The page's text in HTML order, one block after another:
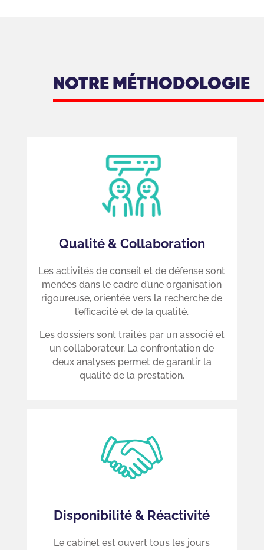
NOTRE MÉTHODOLOGIE
Qualité & Collaboration
Les activités de conseil et de défense sont
menées dans le cadre d’une organisation
rigoureuse, orientée vers la recherche de
l’efficacité et de la qualité.
Les dossiers sont traités par un associé et
un collaborateur. La confrontation de
deux analyses permet de garantir la
qualité de la prestation.
Disponibilité & Réactivité
Le cabinet est ouvert tous les jours